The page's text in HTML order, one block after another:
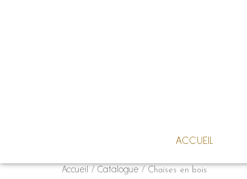
ACCUEIL
Accueil / Catalogue / Chaises en bois